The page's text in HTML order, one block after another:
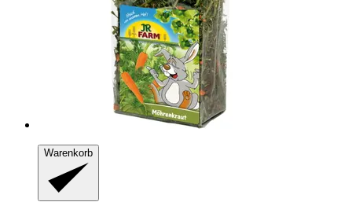
Warenkorb